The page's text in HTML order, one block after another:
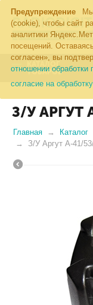
Предупреждение
(cookie), чтобы сайт
аналитики
посещений.
согласен», вы
отношении
согласие на
КАТАЛОГ
ТОВАРОВ
З/У АРГУТ
Главная Каталог
З/У Аргут А-41/